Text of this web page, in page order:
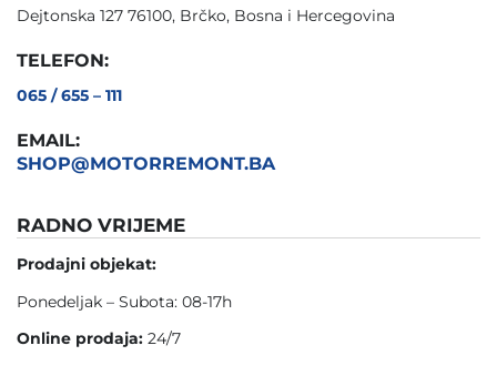
Dejtonska 127 76100, Brčko, Bosna i Hercegovina
TELEFON:
065 / 655 – 111
EMAIL:
SHOP@MOTORREMONT.BA
RADNO VRIJEME
Prodajni objekat:
Ponedeljak – Subota: 08-17h
Online prodaja: 24/7